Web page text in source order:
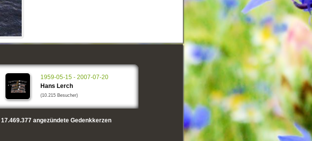
1959-05-15 - 2007-07-20
Hans Lerch
(10.215 Besucher)
17.469.377angezündete Gedenkkerzen